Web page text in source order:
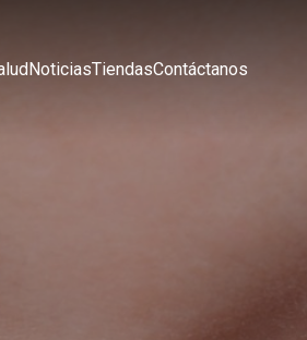
NoticiasTiendasContáctanos